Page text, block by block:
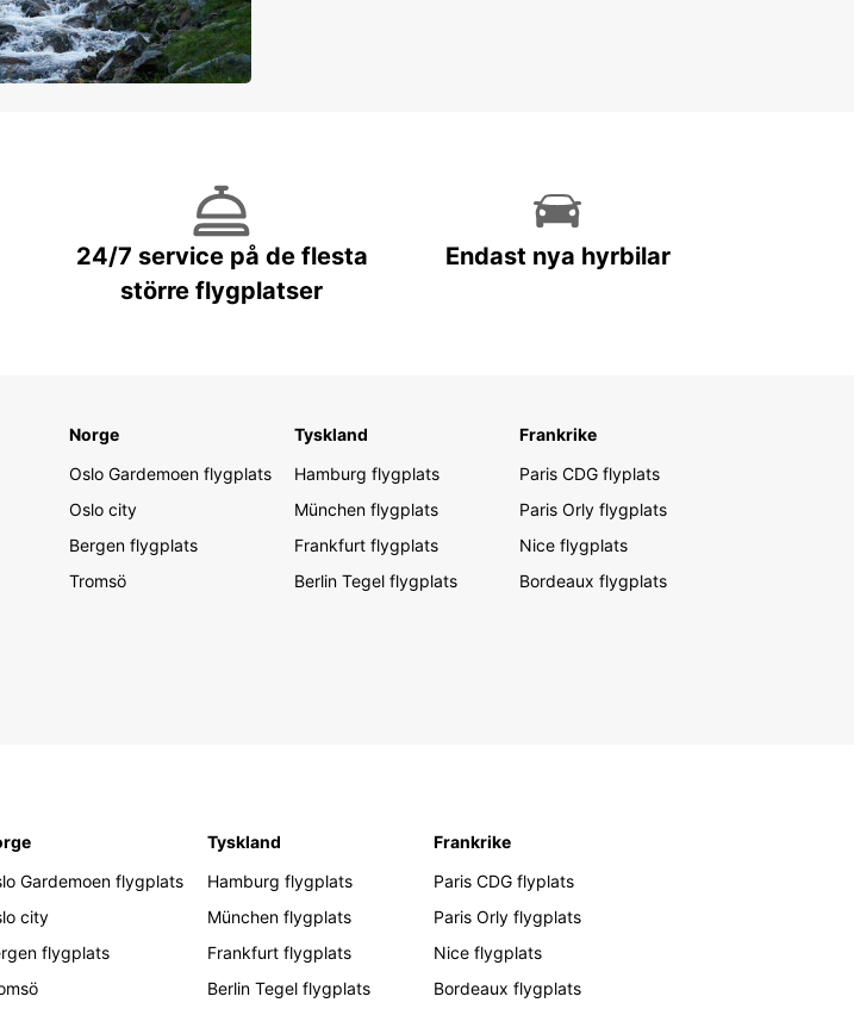
24/7 service på de flesta
större flygplatser
Endast nya hyrbilar
Norge
Oslo Gardemoen flygplats
Oslo city
Bergen flygplats
Tromsö
Tyskland
Hamburg flygplats
München flygplats
Frankfurt flygplats
Berlin Tegel flygplats
Frankrike
Paris CDG flyplats
Paris Orly flygplats
Nice flygplats
Bordeaux flygplats
Gardemoen flygplats
city
flygplats
Tyskland
Hamburg flygplats
München flygplats
Frankfurt flygplats
Berlin Tegel flygplats
Frankrike
Paris CDG flyplats
Paris Orly flygplats
Nice flygplats
Bordeaux flygplats